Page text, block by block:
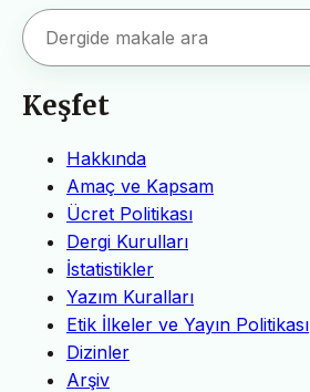
Keşfet
Hakkında
Amaç ve Kapsam
Ücret Politikası
Dergi Kurulları
İstatistikler
Yazım Kuralları
Etik İlkeler ve Yayın Politikası
Dizinler
Arşiv